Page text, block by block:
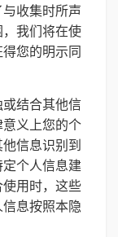
收集时所声
我们将在使
您的明示同
结合其他信
义上您的个
信息识别到
个人信息建
用时，这些
息按照本隐